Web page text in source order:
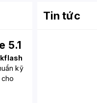
5.1
kỹ
Tin tức